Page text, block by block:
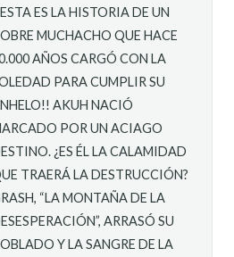
ES LA HISTORIA DE UN
MUCHACHO QUE HACE
AÑOS CARGÓ CON LA
PARA CUMPLIR SU
AKUH NACIÓ
POR UN ACIAGO
¿ES ÉL LA CALAMIDAD
TRAERÁ LA DESTRUCCIÓN?
“LA MONTAÑA DE LA
ARRASÓ SU
Y LA SANGRE DE LA